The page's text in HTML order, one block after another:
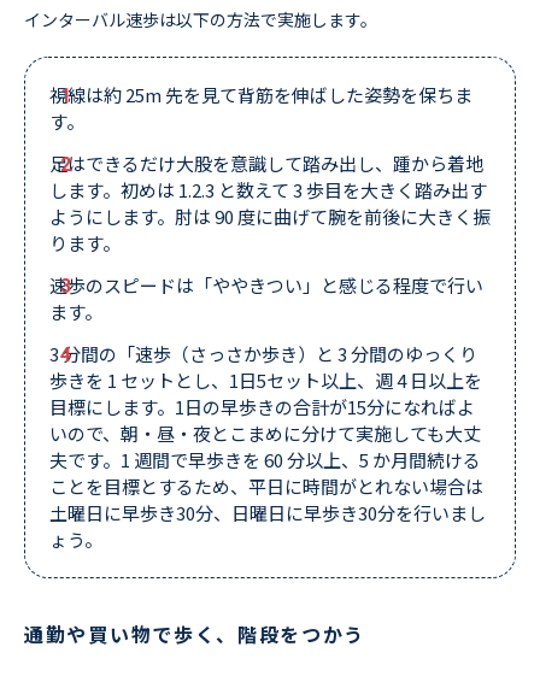
インターバル速歩は以下の方法で実施します。
視線は約 25m 先を見て背筋を伸ばした姿勢を保ちま
す。
足はできるだけ大股を意識して踏み出し、踵から着地
します。初めは 1.2.3 と数えて 3 歩目を大きく踏み出す
ようにします。肘は 90 度に曲げて腕を前後に大きく振
ります。
速歩のスピードは「ややきつい」と感じる程度で行い
ます。
3 分間の「速歩（さっさか歩き）と 3 分間のゆっくり
歩きを 1 セットとし、1日5セット以上、週 4 日以上を
目標にします。1日の早歩きの合計が15分になればよ
いので、朝・昼・夜とこまめに分けて実施しても大丈
夫です。1 週間で早歩きを 60 分以上、5 か月間続ける
ことを目標とするため、平日に時間がとれない場合は
土曜日に早歩き30分、日曜日に早歩き30分を行いまし
ょう。
通勤や買い物で歩く、階段をつかう